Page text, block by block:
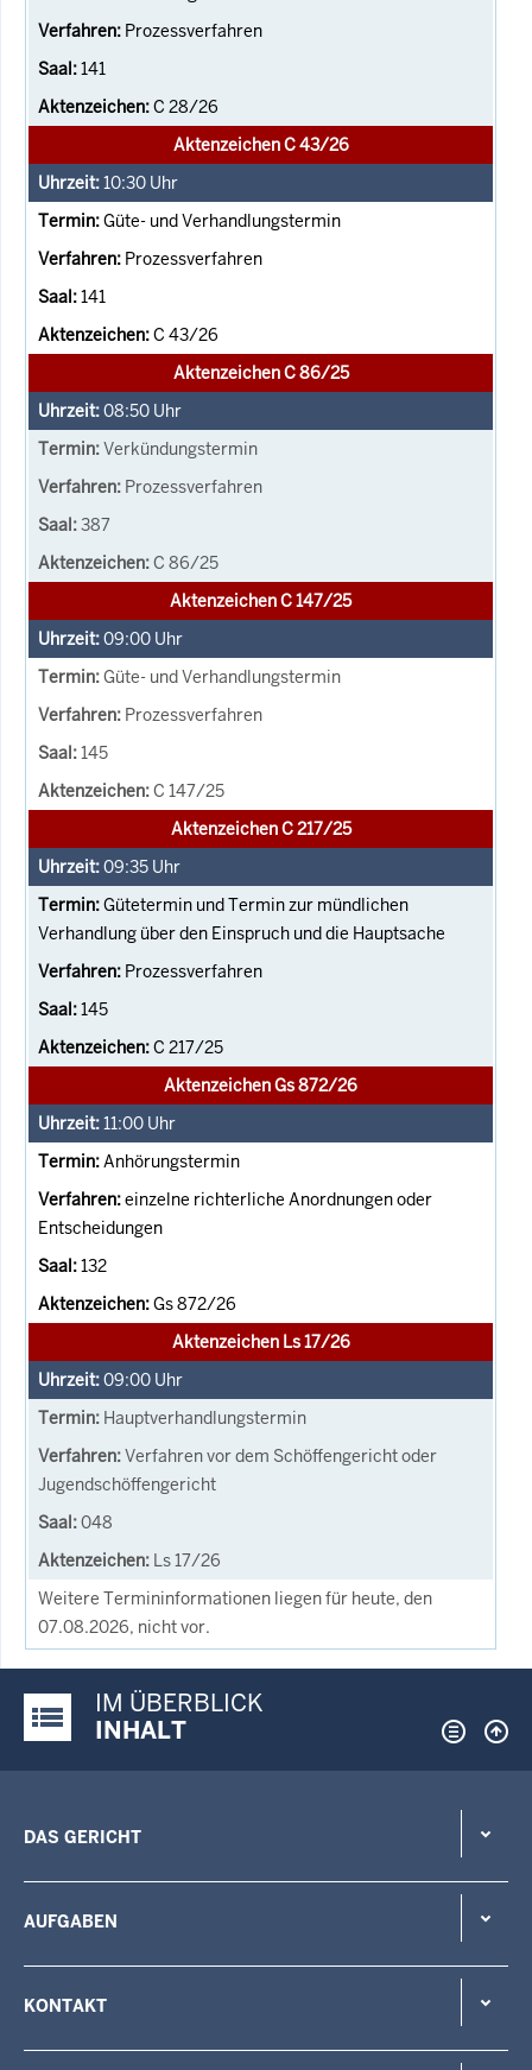
Prozessverfahren
141
C 28/26
Aktenzeichen C 43/26
10:30 Uhr
Güte- und Verhandlungstermin
Prozessverfahren
141
C 43/26
Aktenzeichen C 86/25
08:50 Uhr
Verkündungstermin
Prozessverfahren
387
C 86/25
Aktenzeichen C 147/25
09:00 Uhr
Güte- und Verhandlungstermin
Prozessverfahren
145
C 147/25
Aktenzeichen C 217/25
09:35 Uhr
Gütetermin und Termin zur mündlichen
Verhandlung über den Einspruch und die Hauptsache
Prozessverfahren
145
C 217/25
Aktenzeichen Gs 872/26
11:00 Uhr
Anhörungstermin
einzelne richterliche Anordnungen oder
Entscheidungen
132
Gs 872/26
Aktenzeichen Ls 17/26
09:00 Uhr
Hauptverhandlungstermin
Verfahren vor dem Schöffengericht oder
Jugendschöffengericht
048
Ls 17/26
Weitere Termininformationen liegen für heute, den
07.08.2026, nicht vor.
Justiz-Portal im Überblick:
IM ÜBERBLICK
INHALT
DAS GERICHT
AUFGABEN
KONTAKT